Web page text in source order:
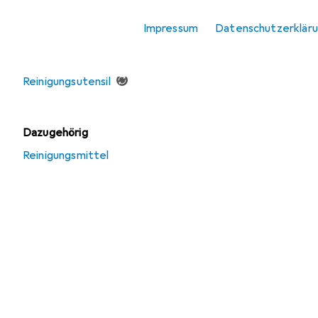
Impressum
Reinigungsutensil
Dazugehörig
Reinigungsmittel